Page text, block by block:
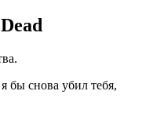
бы снова убил тебя,